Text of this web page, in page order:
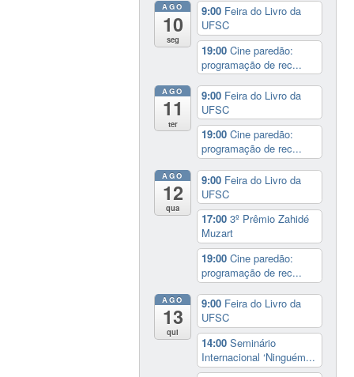
AGO
10
seg
9:00 Feira do Livro da
UFSC
19:00Cine paredão:
programação de rec...
AGO
11
ter
9:00 Feira do Livro da
UFSC
19:00Cine paredão:
programação de rec...
AGO
12
qua
9:00 Feira do Livro da
UFSC
17:003º Prêmio Zahidé
Muzart
19:00Cine paredão:
programação de rec...
AGO
13
qui
9:00 Feira do Livro da
UFSC
14:00Seminário
Internacional ‘Ninguém...